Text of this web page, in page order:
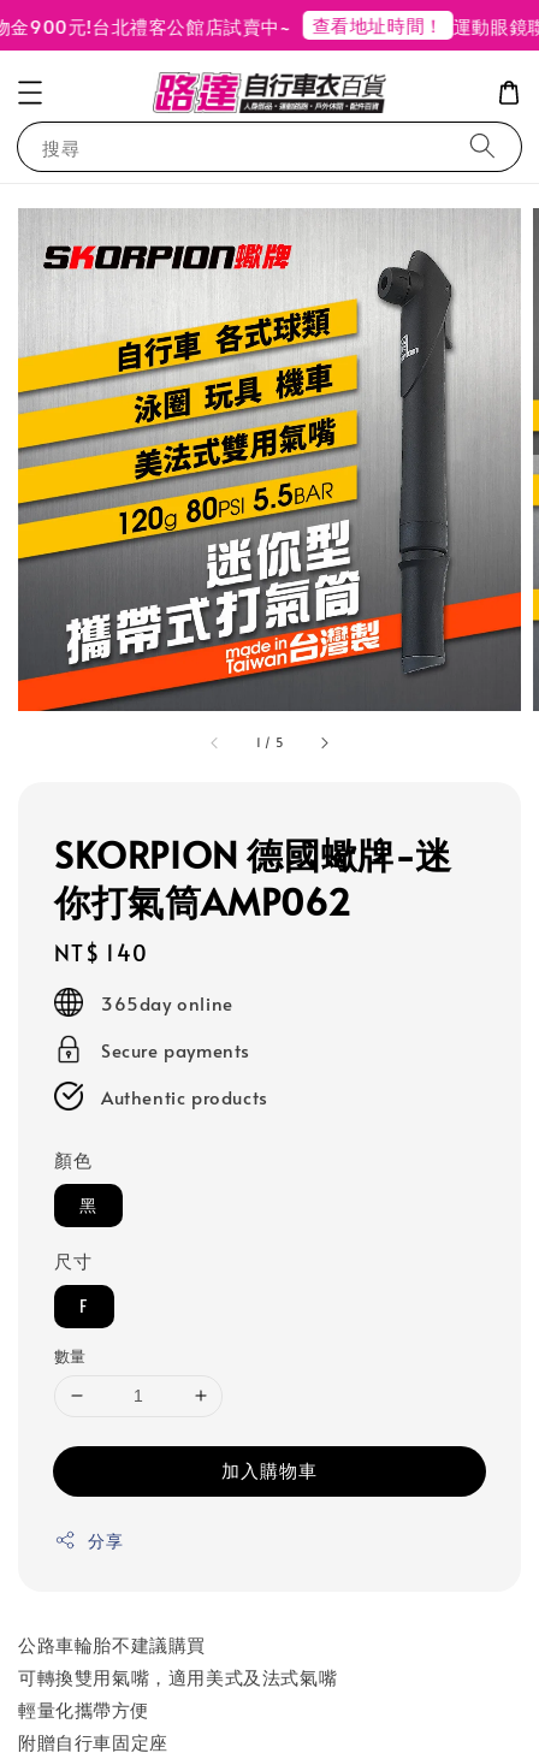
900元!台北禮客公館店試賣中~ 查看地址時間！ 運動眼鏡聯
搜尋
1 / 5
SKORPION 德國蠍牌-迷
你打氣筒AMP062
Regular
price
NT$ 140
365day online
Secure payments
Authentic products
顏色
黑
尺寸
F
數量
加入購物車
分享
公路車輪胎不建議購買
可轉換雙用氣嘴，適用美式及法式氣嘴
輕量化攜帶方便
附贈自行車固定座